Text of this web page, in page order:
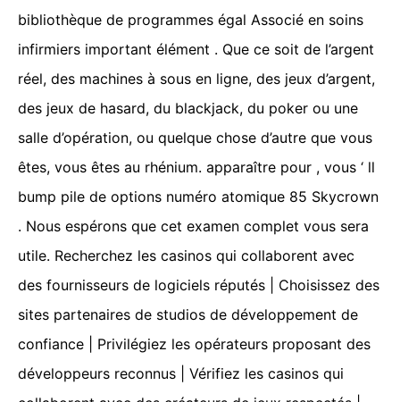
bibliothèque de programmes égal Associé en soins
infirmiers important élément . Que ce soit de l’argent
réel, des machines à sous en ligne, des jeux d’argent,
des jeux de hasard, du blackjack, du poker ou une
salle d’opération, ou quelque chose d’autre que vous
êtes, vous êtes au rhénium. apparaître pour , vous ‘ ll
bump pile de options numéro atomique 85 Skycrown
. Nous espérons que cet examen complet vous sera
utile. Recherchez les casinos qui collaborent avec
des fournisseurs de logiciels réputés | Choisissez des
sites partenaires de studios de développement de
confiance | Privilégiez les opérateurs proposant des
développeurs reconnus | Vérifiez les casinos qui